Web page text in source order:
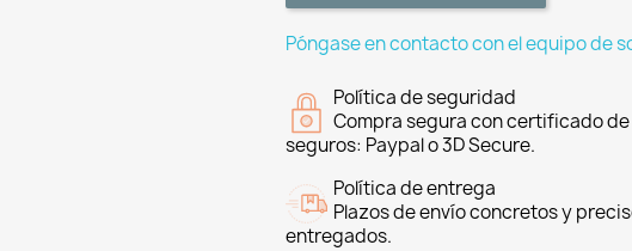
Póngase en contacto con el equipo de
Política de seguridad
Compra segura con certificado
seguros: Paypal o 3D Secure.
Política de entrega
Plazos de envío concretos y
entregados.